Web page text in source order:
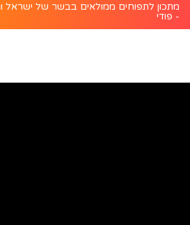
מתכון לתפוחים ממולאים בבשר של ישראל
- פודי